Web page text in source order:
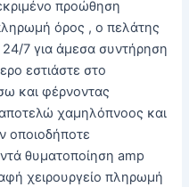
προώθηση
όρος , ο πελάτης
24/7 για άμεσα συντήρηση
εστιάστε στο
και φέρνοντας
χαμηλόπνοος και
οποιοδήποτε
θυματοποίηση amp
χειρουργείο πληρωμή